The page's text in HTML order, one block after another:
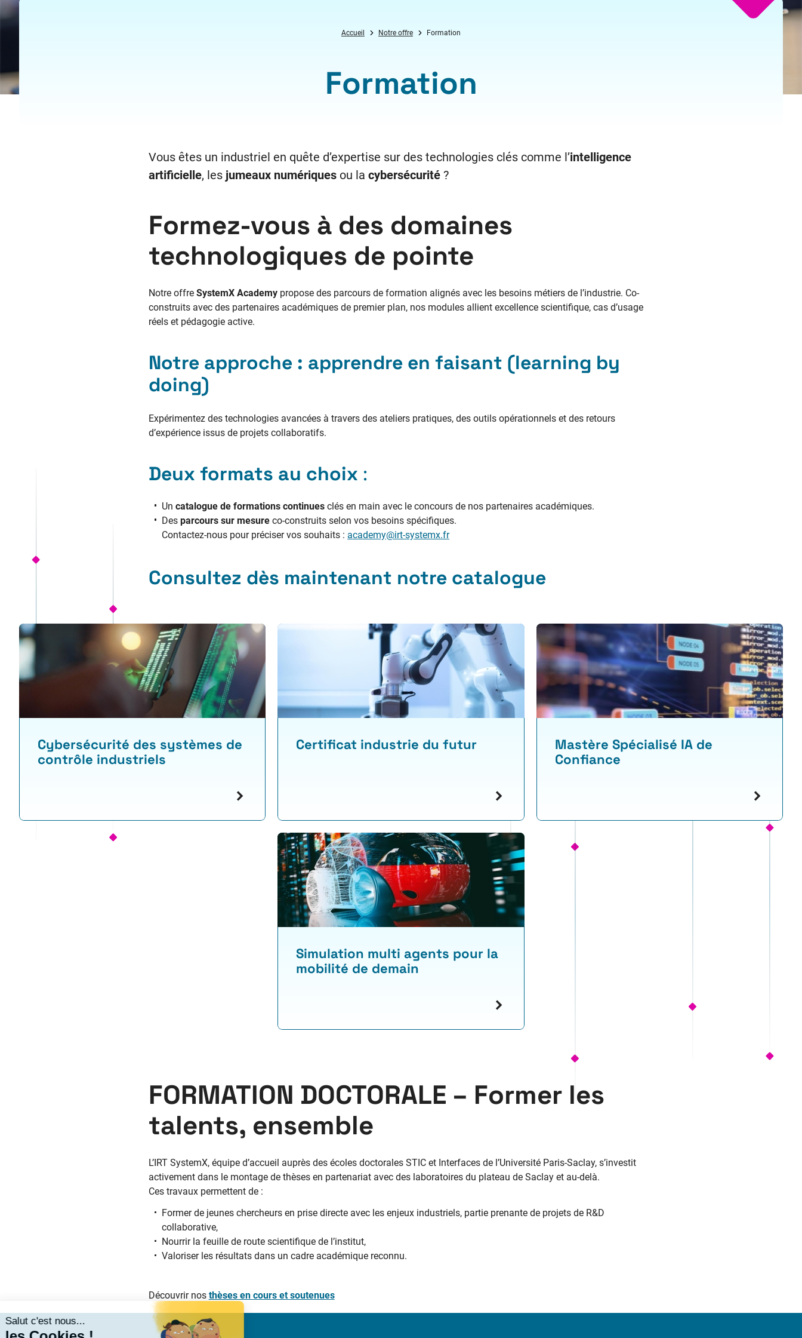
Accueil Notre offre Formation
Formation
Vous êtes un industriel en quête d’expertise sur des technologies clés comme l’intelligence
artificielle, les jumeaux numériquesou la cybersécurité?
Formez-vous à des domaines
technologiques de pointe
Notre offre SystemX Academypropose des parcours de formation alignés avec les besoins métiers de l’industrie. Co-
construits avec des partenaires académiques de premier plan, nos modules allient excellence scientifique, cas d’usage
réels et pédagogie active.
Notre approche : apprendre en faisant (learning by
doing)
Expérimentez des technologies avancées à travers des ateliers pratiques, des outils opérationnels et des retours
d’expérience issus de projets collaboratifs.
Deux formats au choix :
Uncatalogue de formations continuesclés en main avec le concours de nos partenaires académiques.
Desparcours sur mesureco-construits selon vos besoins spécifiques.
Contactez-nous pour préciser vos souhaits : academy@irt-systemx.fr
Consultez dès maintenant notre catalogue
Cybersécurité des systèmes de
contrôle industriels
Certificat industrie du futur
Mastère Spécialisé IA de
Confiance
Simulation multi agents pour la
mobilité de demain
FORMATION DOCTORALE – Former les
talents, ensemble
L’IRT SystemX, équipe d’accueil auprès des écoles doctorales STIC et Interfaces de l’Université Paris-Saclay, s’investit
activement dans le montage de thèses en partenariat avec des laboratoires du plateau de Saclay et au-delà.
Ces travaux permettent de :
Former de jeunes chercheurs en prise directe avec les enjeux industriels, partie prenante de projets de R&D
collaborative,
Nourrir la feuille de route scientifique de l’institut,
Valoriser les résultats dans un cadre académique reconnu.
Découvrir nos thèses en cours et soutenues